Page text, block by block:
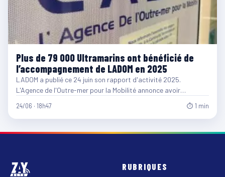
Plus de 79 000 Ultramarins ont bénéficié de
l’accompagnement de LADOM en 2025
LADOM a publié ce 24 juin son rapport d'activité 2025.
L'Agence de l'Outre-mer pour la Mobilité annonce avoir…
24/06 · 18h47 ⏱ 1 min
RUBRIQUES